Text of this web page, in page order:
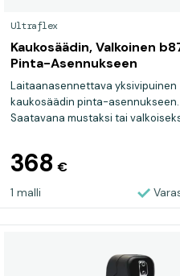
Ultraflex
Kaukosäädin, Valkoinen
Pinta-Asennukseen
Laitaanasennettava yksivipuinen
kaukosäädin pinta-asennukseen.
Saatavana mustaksi tai
368€
1 malli